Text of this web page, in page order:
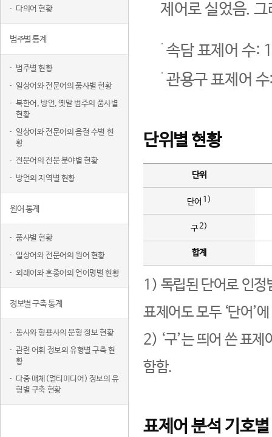
다의어 현황
범주별 통계
범주별 현황
일상어와 전문어의 품사별 현황
북한어, 방언, 옛말 범주의 품사별
현황
일상어와 전문어의 음절 수별 현
황
전문어의 전문 분야별 현황
방언의 지역별 현황
원어 통계
품사별 현황
일상어와 전문어의 원어 현황
외래어와 혼종어의 언어명별 현황
정보별 구축 통계
동사와 형용사의 문형 정보 현황
관련 어휘 정보의 유형별 구축 현
황
다중 매체(멀티미디어) 정보의 유
형별 구축 현황
제어로 실었음.
속담 표제어 수:
관용구 표제어
단위별 현황
단위
단어 1)
구2)
합계
1) 독립된 단어로 인정
표제어도 모두 ‘단어’
2) ‘구’는 띄어 쓴 표
함함.
표제어 분석 기호